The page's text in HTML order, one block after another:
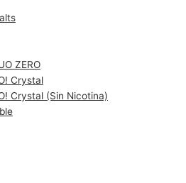
ZERO
Crystal
Crystal (Sin Nicotina)